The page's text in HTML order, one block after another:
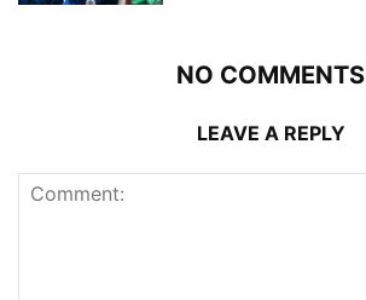
NO COMMENTS
LEAVE A REPLY